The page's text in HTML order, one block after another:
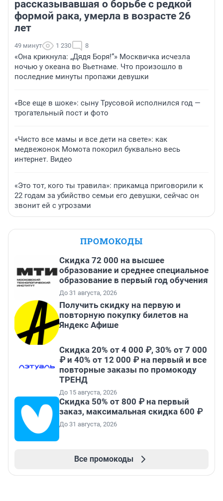
рассказывавшая о борьбе с редкой
формой рака, умерла в возрасте 26
лет
49 минут 1 230 8
«Она крикнула: „Дядя Боря!“» Москвичка исчезла
ночью у океана во Вьетнаме. Что произошло в
последние минуты пропажи девушки
«Все еще в шоке»: сыну Трусовой исполнился год —
трогательный пост и фото
«Чисто все мамы и все дети на свете»: как
медвежонок Момота покорил буквально весь
интернет. Видео
«Это тот, кого ты травила»: прикамца приговорили к
22 годам за убийство семьи его девушки, сейчас он
звонит ей с угрозами
ПРОМОКОДЫ
Скидка 72 000 на высшее
образование и среднее специальное
образование в первый год обучения
До 31 августа, 2026
Получить скидку на первую и
повторную покупку билетов на
Яндекс Афише
Скидка 20% от 4 000 ₽, 30% от 7 000
₽ и 40% от 12 000 ₽ на первый и все
повторные заказы по промокоду
ТРЕНД
До 15 августа, 2026
Скидка 50% от 800 ₽ на первый
заказ, максимальная скидка 600 ₽
До 31 августа, 2026
Все промокоды